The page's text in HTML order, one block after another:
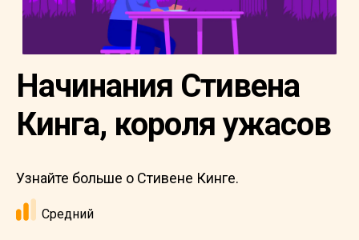
Начинания Стивена
Кинга, короля ужасов
Узнайте больше о Стивене Кинге.
Средний